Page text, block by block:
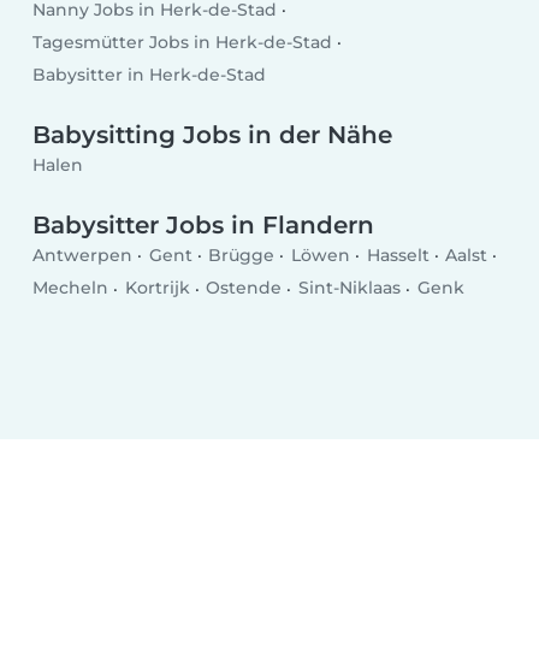
Nanny Jobs in Herk-de-Stad
Tagesmütter Jobs in Herk-de-Stad
Babysitter in Herk-de-Stad
Babysitting Jobs in der Nähe
Halen
Babysitter Jobs in Flandern
Antwerpen Gent Brügge Löwen Hasselt
Aalst
Mecheln
Kortrijk Ostende Sint-Niklaas Genk